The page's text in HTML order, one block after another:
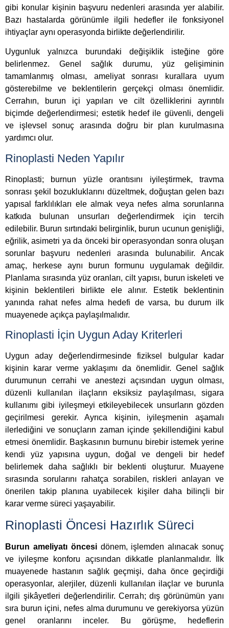
gibi konular kişinin başvuru nedenleri arasında yer alabilir.
Bazı hastalarda görünümle ilgili hedefler ile fonksiyonel
ihtiyaçlar aynı operasyonda birlikte değerlendirilir.
Uygunluk yalnızca burundaki değişiklik isteğine göre
belirlenmez. Genel sağlık durumu, yüz gelişiminin
tamamlanmış olması, ameliyat sonrası kurallara uyum
gösterebilme ve beklentilerin gerçekçi olması önemlidir.
Cerrahın, burun içi yapıları ve cilt özelliklerini ayrıntılı
biçimde değerlendirmesi; estetik hedef ile güvenli, dengeli
ve işlevsel sonuç arasında doğru bir plan kurulmasına
yardımcı olur.
Rinoplasti Neden Yapılır
Rinoplasti; burnun yüzle orantısını iyileştirmek, travma
sonrası şekil bozukluklarını düzeltmek, doğuştan gelen bazı
yapısal farklılıkları ele almak veya nefes alma sorunlarına
katkıda bulunan unsurları değerlendirmek için tercih
edilebilir. Burun sırtındaki belirginlik, burun ucunun genişliği,
eğrilik, asimetri ya da önceki bir operasyondan sonra oluşan
sorunlar başvuru nedenleri arasında bulunabilir. Ancak
amaç, herkese aynı burun formunu uygulamak değildir.
Planlama sırasında yüz oranları, cilt yapısı, burun iskeleti ve
kişinin beklentileri birlikte ele alınır. Estetik beklentinin
yanında rahat nefes alma hedefi de varsa, bu durum ilk
muayenede açıkça paylaşılmalıdır.
Rinoplasti İçin Uygun Aday Kriterleri
Uygun aday değerlendirmesinde fiziksel bulgular kadar
kişinin karar verme yaklaşımı da önemlidir. Genel sağlık
durumunun cerrahi ve anestezi açısından uygun olması,
düzenli kullanılan ilaçların eksiksiz paylaşılması, sigara
kullanımı gibi iyileşmeyi etkileyebilecek unsurların gözden
geçirilmesi gerekir. Ayrıca kişinin, iyileşmenin aşamalı
ilerlediğini ve sonuçların zaman içinde şekillendiğini kabul
etmesi önemlidir. Başkasının burnunu birebir istemek yerine
kendi yüz yapısına uygun, doğal ve dengeli bir hedef
belirlemek daha sağlıklı bir beklenti oluşturur. Muayene
sırasında sorularını rahatça sorabilen, riskleri anlayan ve
önerilen takip planına uyabilecek kişiler daha bilinçli bir
karar verme süreci yaşayabilir.
Rinoplasti Öncesi Hazırlık Süreci
Burun ameliyatı öncesidönem, işlemden alınacak sonuç
ve iyileşme konforu açısından dikkatle planlanmalıdır. İlk
muayenede hastanın sağlık geçmişi, daha önce geçirdiği
operasyonlar, alerjiler, düzenli kullanılan ilaçlar ve burunla
ilgili şikâyetleri değerlendirilir. Cerrah; dış görünümün yanı
sıra burun içini, nefes alma durumunu ve gerekiyorsa yüzün
genel oranlarını inceler. Bu görüşme, hedeflerin